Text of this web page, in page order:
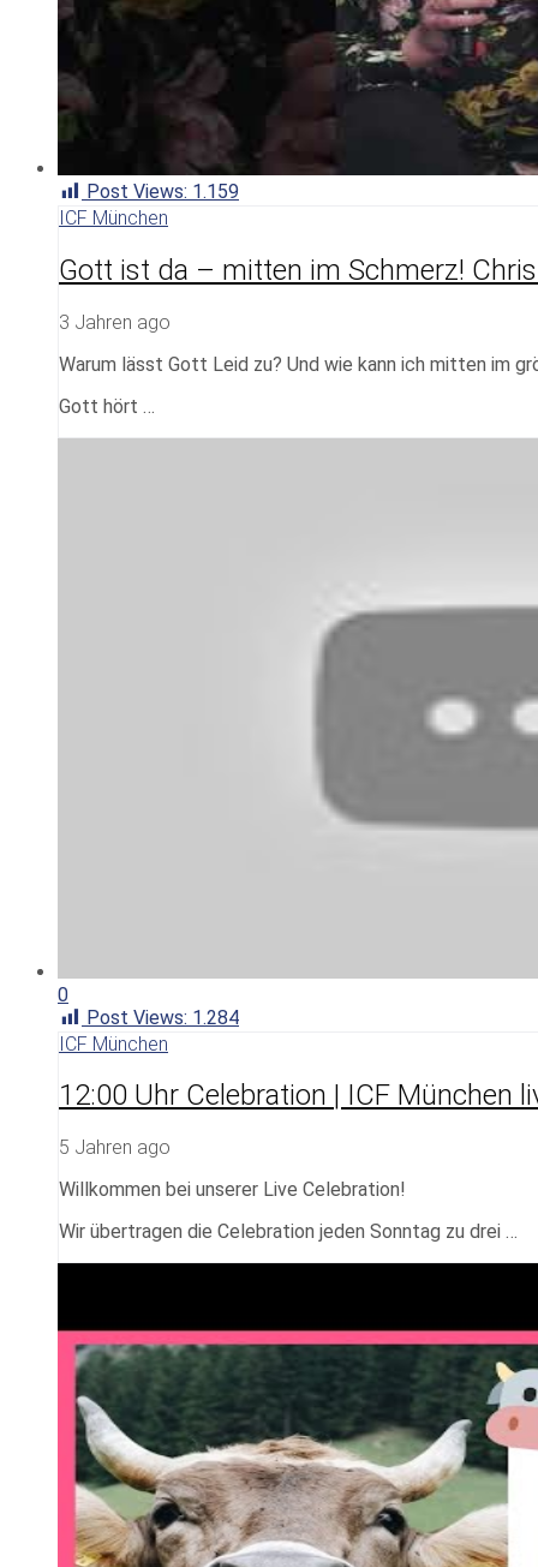
Post Views: 1.159
ICF München
Gott ist da – mitten im Schmerz!
3 Jahren ago
Warum lässt Gott Leid zu? Und wie kann ich mitten im
Gott hört …
0
Post Views: 1.284
ICF München
12:00 Uhr Celebration | ICF München
5 Jahren ago
Willkommen bei unserer Live Celebration!
Wir übertragen die Celebration jeden Sonntag zu drei …